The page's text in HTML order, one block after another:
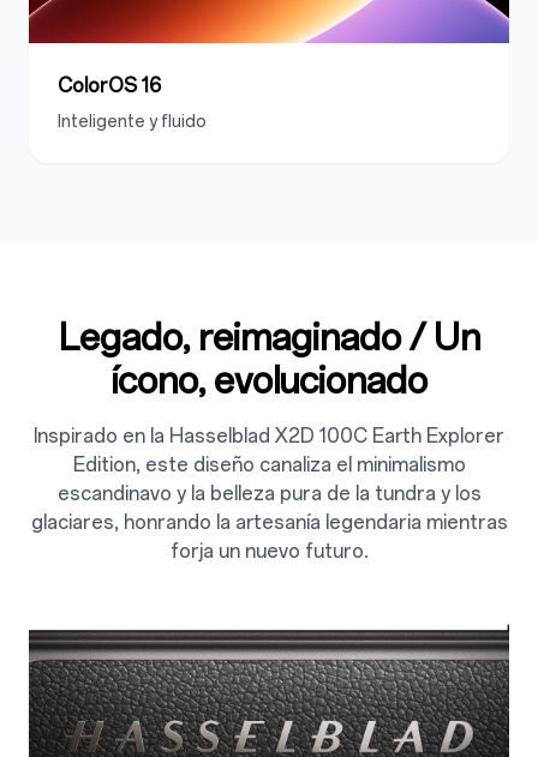
ColorOS 16
Inteligente y fluido
Legado, reimaginado / Un
ícono, evolucionado
Inspirado en la Hasselblad X2D 100C Earth Explorer
Edition, este diseño canaliza el minimalismo
escandinavo y la belleza pura de la tundra y los
glaciares, honrando la artesanía legendaria mientras
forja un nuevo futuro.